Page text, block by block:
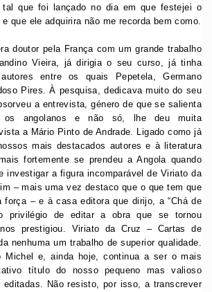
tal que foi lançado no dia em que festejei o
que ele adquirira não me recorda bem como.
doutor pela França com um grande trabalho
Vieira, já dirigia o seu curso, já tinha
entre os quais Pepetela, Germano
Pires. À pesquisa, dedicava muito do seu
a entrevista, género de que se salienta
os angolanos e não só, lhe deu muita
a Mário Pinto de Andrade. Ligado como já
mais destacados autores e à literatura
fortemente se prendeu a Angola quando
investigar a figura incomparável de Viriato da
– mais uma vez destaco que o que tem que
força – e à casa editora que dirijo, a “Chá de
privilégio de editar a obra que se tornou
prestigiou. Viriato da Cruz – Cartas de
nenhuma um trabalho de superior qualidade.
Michel e, ainda hoje, continua a ser o mais
título do nosso pequeno mas valioso
editadas. Não resisto, por isso, a transcrever